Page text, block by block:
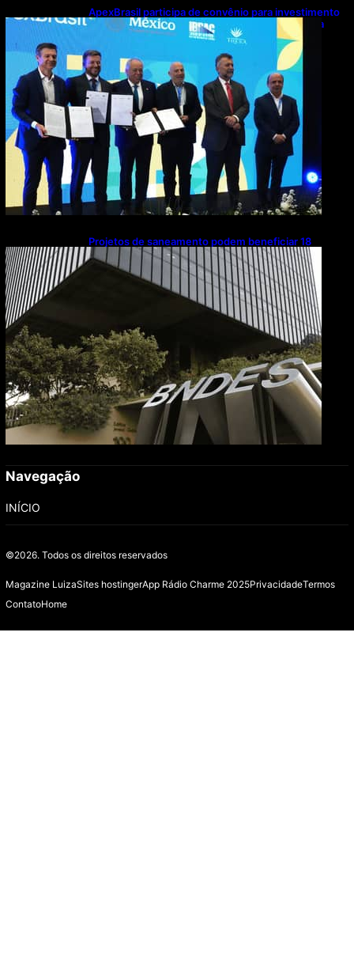
ApexBrasil participa de convênio para investimento
de R$ 2,63 milhões em exportações de cachaça
Projetos de saneamento podem beneficiar 18
milhões de brasileiros
Navegação
INÍCIO
©2026. Todos os direitos reservados
Magazine LuizaSites hostingerApp Rádio Charme 2025PrivacidadeTermos
ContatoHome